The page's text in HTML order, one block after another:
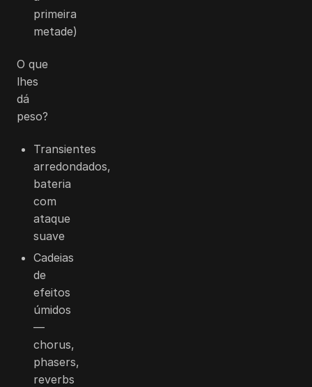
primeira
metade)
O que
lhes
dá
peso?
Transientes
arredondados,
bateria
com
ataque
suave
Cadeias
de
efeitos
úmidos
—
chorus,
phasers,
reverbs